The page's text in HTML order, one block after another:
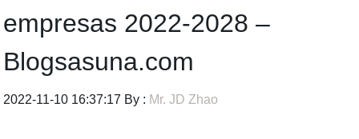
empresas 2022-2028 –
Blogsasuna.com
2022-11-10 16:37:17 By : Mr. JD Zhao